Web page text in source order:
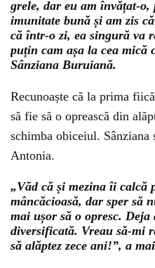
grele, dar eu am învățat-o,
imunitate bună și am zis
că într-o zi, ea singură va
puțin cam așa la cea mică
Sânziana Buruiană.
Recunoaște că la prima
să fie să o oprească din
schimba obiceiul.
Antonia.
„Văd că și mezina îi calcă
mâncăcioasă, dar sper să
mai ușor să o opresc.
diversificată. Vreau să-mi
să alăptez zece ani!”, a